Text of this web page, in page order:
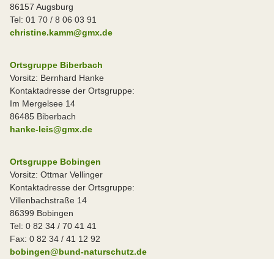
86157 Augsburg
Tel: 01 70 / 8 06 03 91
christine.kamm@gmx.de
Ortsgruppe Biberbach
Vorsitz: Bernhard Hanke
Kontaktadresse der Ortsgruppe:
Im Mergelsee 14
86485 Biberbach
hanke-leis@gmx.de
Ortsgruppe Bobingen
Vorsitz: Ottmar Vellinger
Kontaktadresse der Ortsgruppe:
Villenbachstraße 14
86399 Bobingen
Tel: 0 82 34 / 70 41 41
Fax: 0 82 34 / 41 12 92
bobingen@bund-naturschutz.de